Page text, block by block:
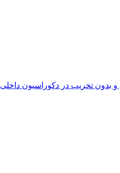
و بدون تخریب در دکوراسیون داخلی